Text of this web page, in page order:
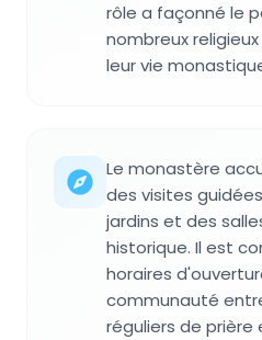
rôle a façonné le
nombreux
leur vie
Le monastère
des visites
jardins et des
historique. Il est
horaires
communauté
réguliers de